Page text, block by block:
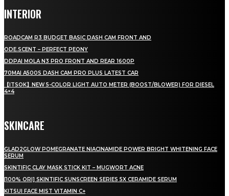
INTERIOR
ROADCAM R3 BUDGET BASIC DASH CAM FRONT AND
ODE.SCENT – PERFECT PEONY
DDPAI MOLA N3 PRO FRONT AND REAR 1600P
70MAI A500S DASH CAM PRO PLUS LATEST CAR
【ITSOK】NEW 5-COLOR LIGHT AUTO METER (BOOST/BLOWER) FOR DIESEL
4×4
SKINCARE
GLAD2GLOW POMEGRANATE NIACINAMIDE POWER BRIGHT WHITENING FACE
SERUM
SKINTIFIC CLAY MASK STICK KIT – MUGWORT ACNE
[100% ORI] SKINTIFIC SUNSCREEN SERIES 5X CERAMIDE SERUM
KITSUI FACE MIST VITAMIN C+